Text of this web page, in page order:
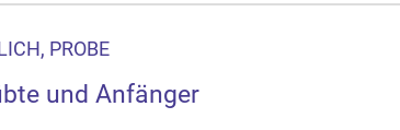
PROBE
und Anfänger